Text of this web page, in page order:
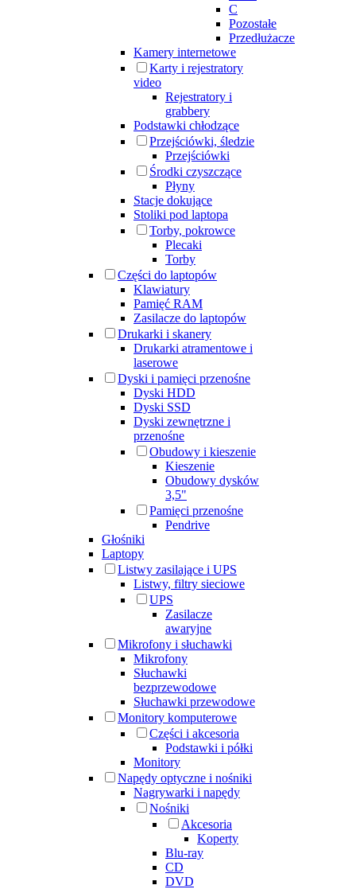
C
Pozostałe
Przedłużacze
Kamery internetowe
Karty i rejestratory
video
Rejestratory i
grabbery
Podstawki chłodzące
Przejściówki, śledzie
Przejściówki
Środki czyszczące
Płyny
Stacje dokujące
Stoliki pod laptopa
Torby, pokrowce
Plecaki
Torby
Części do laptopów
Klawiatury
Pamięć RAM
Zasilacze do laptopów
Drukarki i skanery
Drukarki atramentowe i
laserowe
Dyski i pamięci przenośne
Dyski HDD
Dyski SSD
Dyski zewnętrzne i
przenośne
Obudowy i kieszenie
Kieszenie
Obudowy dysków
3,5"
Pamięci przenośne
Pendrive
Głośniki
Laptopy
Listwy zasilające i UPS
Listwy, filtry sieciowe
UPS
Zasilacze
awaryjne
Mikrofony i słuchawki
Mikrofony
Słuchawki
bezprzewodowe
Słuchawki przewodowe
Monitory komputerowe
Części i akcesoria
Podstawki i półki
Monitory
Napędy optyczne i nośniki
Nagrywarki i napędy
Nośniki
Akcesoria
Koperty
Blu-ray
CD
DVD